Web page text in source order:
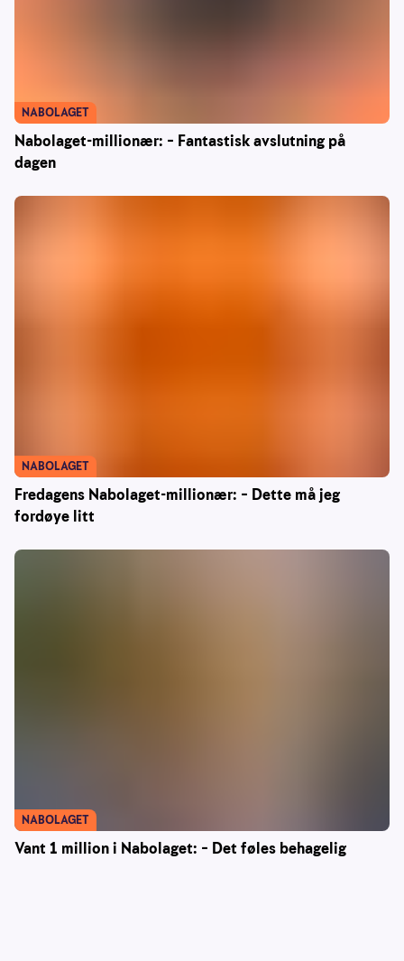
Nabolaget-millionær: – Fantastisk avslutning på
dagen
NABOLAGET
Fredagens Nabolaget-millionær: – Dette må jeg
fordøye litt
NABOLAGET
Vant 1 million i Nabolaget: – Det føles behagelig
NABOLAGET